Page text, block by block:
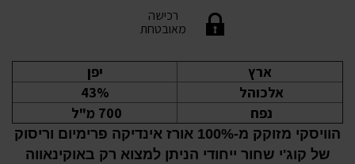
רכישה
מאובטחת
ארץ
יפן
אלכוהל
43%
נפח
700 מ"ל
הוויסקי מזוקק מ-100% אורז אינדיקה פרימיום וריסוק
של קוג'י שחור ייחודי הניתן למצוא רק באוקינאווה